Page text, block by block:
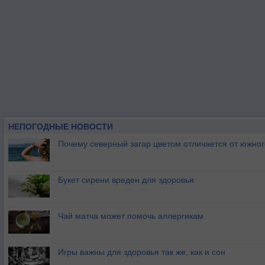
НЕПОГОДНЫЕ НОВОСТИ
Почему северный загар цветом отличается от
Букет сирени вреден для здоровья
Чай матча может помочь аллергикам
Игры важны для здоровья так же, как и сон